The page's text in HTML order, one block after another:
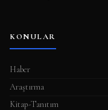
KONULAR
Haber
Araştırma
Kitap-Tanıtım